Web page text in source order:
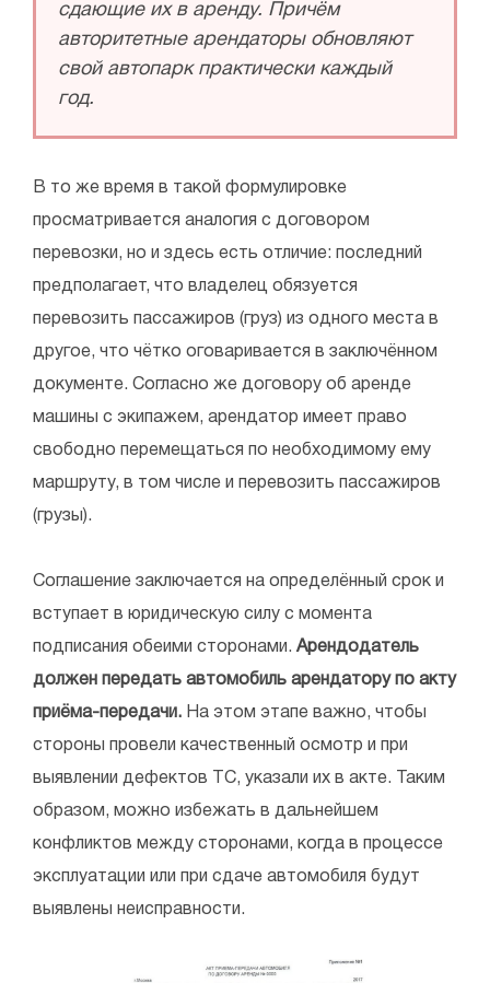
сдающие их в аренду. Причём
авторитетные арендаторы обновляют
свой автопарк практически каждый
год.
В то же время в такой формулировке
просматривается аналогия с договором
перевозки, но и здесь есть отличие: последний
предполагает, что владелец обязуется
перевозить пассажиров (груз) из одного места в
другое, что чётко оговаривается в заключённом
документе. Согласно же договору об аренде
машины с экипажем, арендатор имеет право
свободно перемещаться по необходимому ему
маршруту, в том числе и перевозить пассажиров
(грузы).
Соглашение заключается на определённый срок и
вступает в юридическую силу с момента
подписания обеими сторонами. Арендодатель
должен передать автомобиль арендатору по акту
приёма-передачи. На этом этапе важно, чтобы
стороны провели качественный осмотр и при
выявлении дефектов ТС, указали их в акте. Таким
образом, можно избежать в дальнейшем
конфликтов между сторонами, когда в процессе
эксплуатации или при сдаче автомобиля будут
выявлены неисправности.